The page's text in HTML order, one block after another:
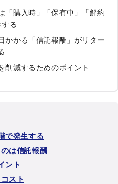
「購入時」「保有中」「解約
る
かかる「信託報酬」がリター
削減するためのポイント
で発生する
は信託報酬
ント
スト